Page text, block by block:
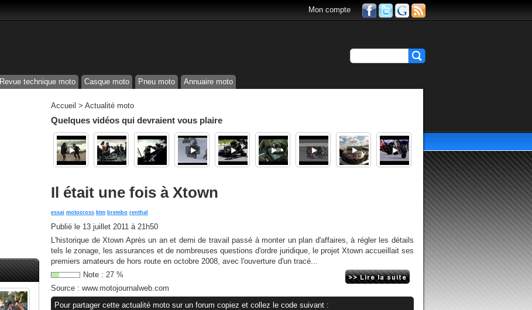
Mon compte
Revue technique moto Casque moto Pneu moto Annuaire moto
Accueil > Actualité moto
Quelques vidéos qui devraient vous plaire
Il était une fois à Xtown
essai motocross ktm brembo renthal
Publié le 13 juillet 2011 à 21h50
L'historique de Xtown Après un an et demi de travail passé à monter un plan d'affaires, à régler les détails
tels le zonage, les assurances et de nombreuses questions d'ordre juridique, le projet Xtown accueillait ses
premiers amateurs de hors route en octobre 2008, avec l'ouverture d'un tracé...
Note : 27 %
Source : www.motojournalweb.com
Pour partager cette actualité moto sur un forum copiez et collez le code suivant :